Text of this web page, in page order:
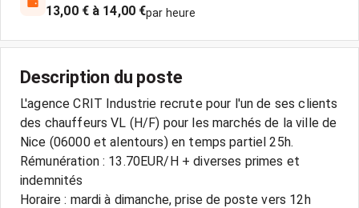
13,00 € à 14,00 €par heure
Description du poste
L'agence CRIT Industrie recrute pour l'un de ses clients
des chauffeurs VL (H/F) pour les marchés de la ville de
Nice (06000 et alentours) en temps partiel 25h.
Rémunération : 13.70EUR/H + diverses primes et
indemnités
Horaire : mardi à dimanche, prise de poste vers 12h